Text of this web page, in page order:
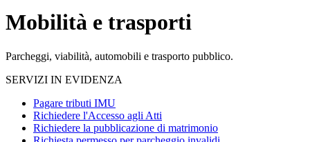
Mobilità e trasporti
Parcheggi, viabilità, automobili e trasporto pubblico.
SERVIZI IN EVIDENZA
Pagare tributi IMU
Richiedere l'Accesso agli Atti
Richiedere la pubblicazione di matrimonio